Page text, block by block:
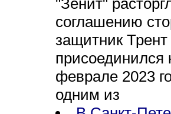
соглашению
защитник
присоединился
феврале 2023
одним из